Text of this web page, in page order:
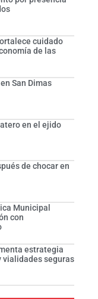
cuidado
de las
San Dimas
en el ejido
de chocar en
Municipal
con
estrategia
vialidades seguras